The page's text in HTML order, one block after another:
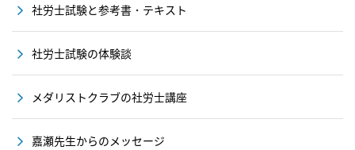
社労士試験と参考書・テキスト
社労士試験の体験談
メダリストクラブの社労士講座
嘉瀬先生からのメッセージ